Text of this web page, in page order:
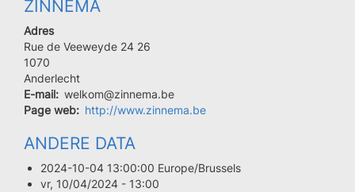
ZINNEMA
Adres
Rue de Veeweyde 24 26
Code
postal
1070
Ville
Anderlecht
E-mail
welkom@zinnema.be
Page web
http://www.zinnema.be
ANDERE DATA
2024-10-04 13:00:00 Europe/Brussels
vr, 10/04/2024 - 13:00